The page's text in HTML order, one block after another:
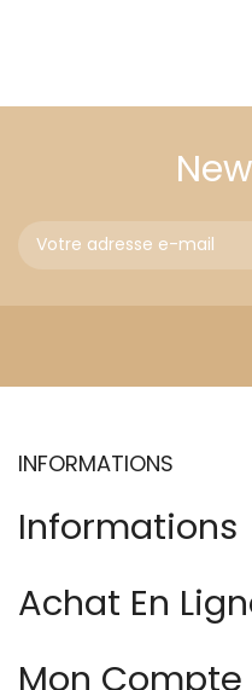
INFORMATIONS
Informations
Achat En
Mon Compte